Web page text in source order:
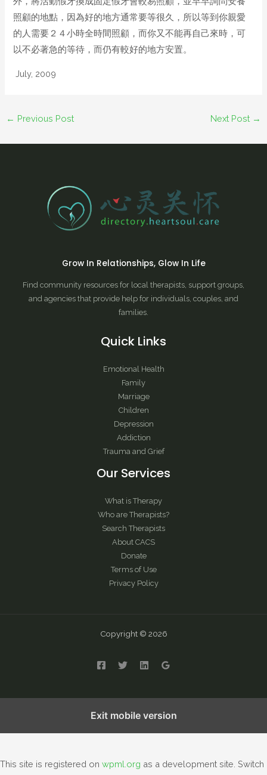
照顧的地點，因為好的地方通常要等很久，所以等到你親愛
的人需要２４小時全時間照顧，而你又不能再自己來時，可
以不必著急的等待，而仍有較好的地方安置。
July, 2009
← Previous Post Next Post →
Grow In Relationships, Glow In Life
Find community resources for local therapists, support groups,
and agencies that provide help for individuals, couples, and
families.
Quick Links
Emotional Health
Family
Marriage
Children
Depression
Addiction
Trauma and Grief
Our Services
What is Therapy
Who are Therapists?
Search Therapists
About CACS
Donate
Terms of Use
Privacy Policy
Copyright © 2026
Exit mobile version
English 繁體中文 简体中文
This site is registered on wpml.org as a development site. Switch